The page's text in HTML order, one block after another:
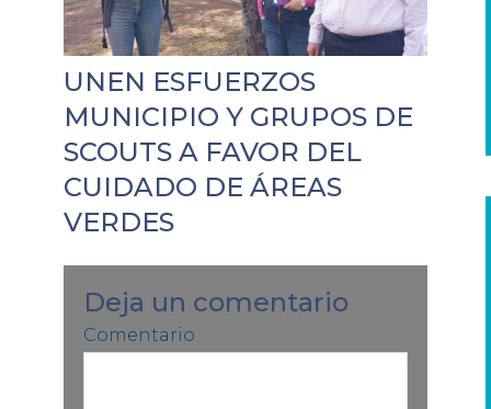
UNEN ESFUERZOS
MUNICIPIO Y GRUPOS DE
SCOUTS A FAVOR DEL
CUIDADO DE ÁREAS
VERDES
Deja un comentario
Comentario